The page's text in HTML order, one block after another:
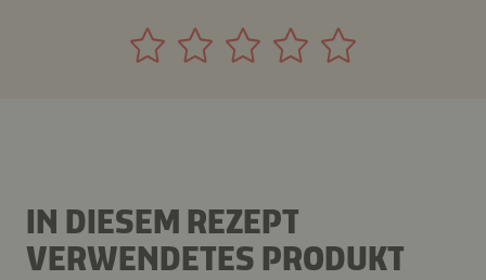
IN DIESEM REZEPT
VERWENDETES PRODUKT